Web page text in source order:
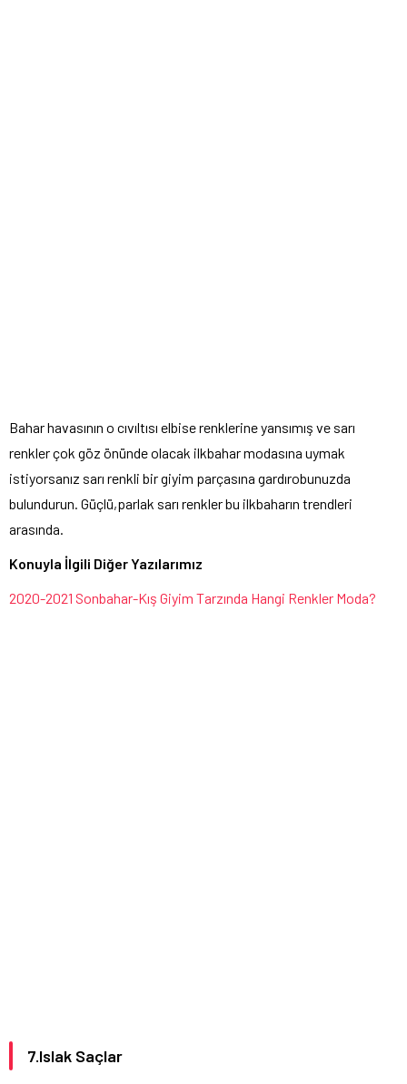
Bahar havasının o cıvıltısı elbise renklerine yansımış ve sarı
renkler çok göz önünde olacak ilkbahar modasına uymak
istiyorsanız sarı renkli bir giyim parçasına gardırobunuzda
bulundurun. Güçlü,parlak sarı renkler bu ilkbaharın trendleri
arasında.
Konuyla İlgili Diğer Yazılarımız
2020-2021 Sonbahar-Kış Giyim Tarzında Hangi Renkler Moda?
7.Islak Saçlar